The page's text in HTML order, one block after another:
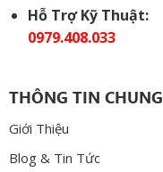
Hỗ Trợ Kỹ Thuật:
0979.408.033
THÔNG TIN CHUNG
Giới Thiệu
Blog & Tin Tức